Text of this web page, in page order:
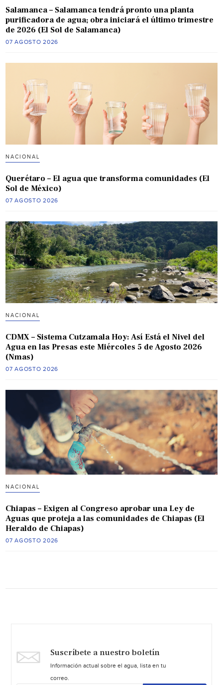
Salamanca – Salamanca tendrá pronto una planta
purificadora de agua; obra iniciará el último trimestre
de 2026 (El Sol de Salamanca)
07 AGOSTO 2026
NACIONAL
Querétaro – El agua que transforma comunidades (El
Sol de México)
07 AGOSTO 2026
NACIONAL
CDMX – Sistema Cutzamala Hoy: Así Está el Nivel del
Agua en las Presas este Miércoles 5 de Agosto 2026
(Nmas)
07 AGOSTO 2026
NACIONAL
Chiapas – Exigen al Congreso aprobar una Ley de
Aguas que proteja a las comunidades de Chiapas (El
Heraldo de Chiapas)
07 AGOSTO 2026
Suscríbete a nuestro boletín
Información actual sobre el agua, lista en tu
correo.